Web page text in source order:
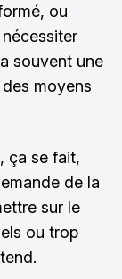
ou
souvent une
moyens
ça se fait,
de la
sur le
ou trop